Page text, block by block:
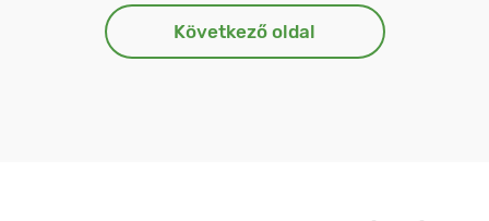
Következő oldal